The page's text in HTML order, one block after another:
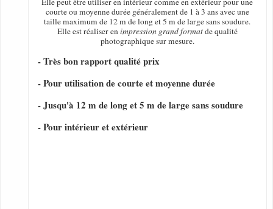
courte ou moyenne durée généralement de 1 à 3 ans avec une
taille maximum de 12 m de long et 5 m de large sans soudure.
Elle est réaliser enimpression grand formatde qualité
photographique sur mesure.
- Très bon rapport qualité prix
- Pour utilisation de courte et moyenne durée
- Jusqu'à 12 m de long et 5 m de large sans soudure
- Pour intérieur et extérieur